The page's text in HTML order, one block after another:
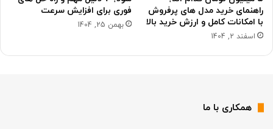
راهنمای خرید مدل های پرفروش
با امکانات کامل و ارزش خرید بالا
اسفند 2, 1404
فوری برای افزایش سرعت
بهمن 25, 1404
همکاری با ما